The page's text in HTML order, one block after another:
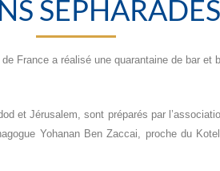
France a réalisé une quarantaine de bar
et Jérusalem, sont préparés par
Yohanan Ben Zaccai, proche du